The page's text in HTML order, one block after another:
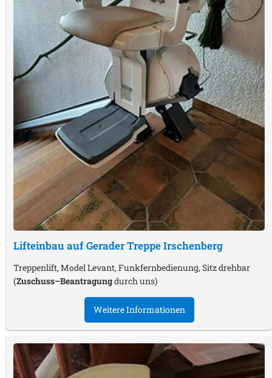
Lifteinbau auf Gerader TreppeIrschenberg
Treppenlift, Model Levant, Funkfernbedienung, Sitz drehbar
(Zuschuss–Beantragungdurch uns)
Weitere Informationen